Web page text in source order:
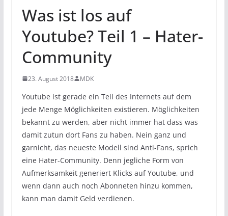
Was ist los auf
Youtube? Teil 1 – Hater-
Community
23. August 2018 MDK
Youtube ist gerade ein Teil des Internets auf dem
jede Menge Möglichkeiten existieren. Möglichkeiten
bekannt zu werden, aber nicht immer hat dass was
damit zutun dort Fans zu haben. Nein ganz und
garnicht, das neueste Modell sind Anti-Fans, sprich
eine Hater-Community. Denn jegliche Form von
Aufmerksamkeit generiert Klicks auf Youtube, und
wenn dann auch noch Abonneten hinzu kommen,
kann man damit Geld verdienen.